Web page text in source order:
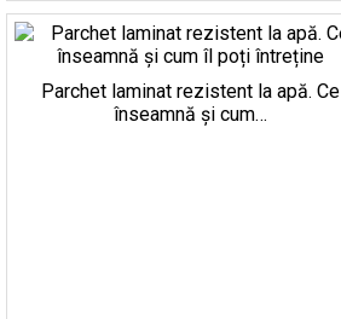
Parchet laminat rezistent la apă. Ce
înseamnă și cum…